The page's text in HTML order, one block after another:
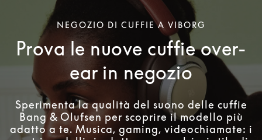
NEGOZIO DI CUFFIE A VIBORG
Prova le nuove cuffie over-
ear in negozio
Sperimenta la qualità del suono delle cuffie
Bang & Olufsen per scoprire il modello più
adatto a te. Musica, gaming, videochiamate: i